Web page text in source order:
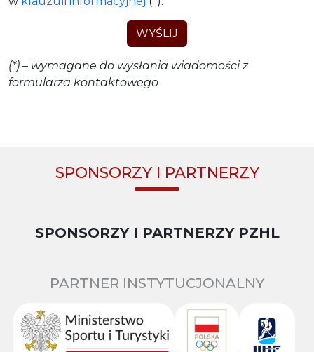
WYŚLIJ
(*) – wymagane do wysłania wiadomości z
formularza kontaktowego
SPONSORZY I PARTNERZY
SPONSORZY I PARTNERZY PZHL
PARTNER INSTYTUCJONALNY